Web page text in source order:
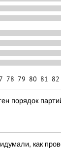
78 79 80 81 82
порядок
как